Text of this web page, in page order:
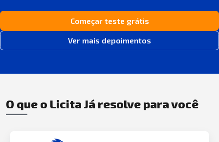
Começar teste grátis
Ver mais depoimentos
O que o Licita Já resolve para você